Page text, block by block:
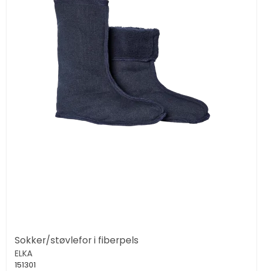
Sokker/støvlefor i fiberpels
ELKA
151301